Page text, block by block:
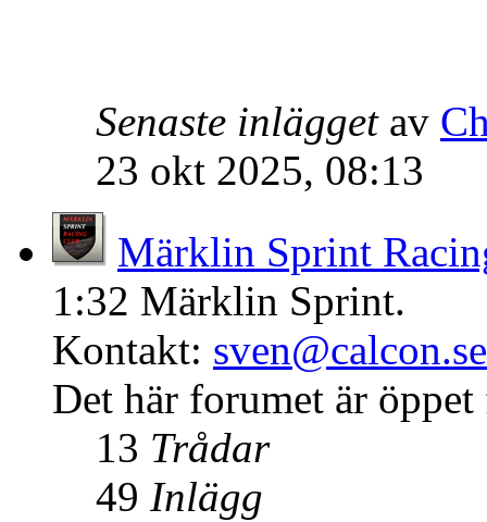
Senaste inläggetav
23 okt 2025, 08:13
Märklin Sprint
1:32 Märklin Sprint.
Kontakt: sven@calcon.se
Det här forumet är
13 Trådar
49 Inlägg